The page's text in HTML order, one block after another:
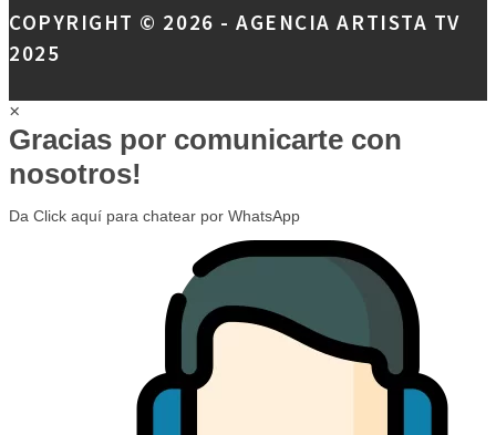
COPYRIGHT © 2026 - AGENCIA ARTISTA TV
2025
×
Gracias por comunicarte con
nosotros!
Da Click aquí para chatear por WhatsApp